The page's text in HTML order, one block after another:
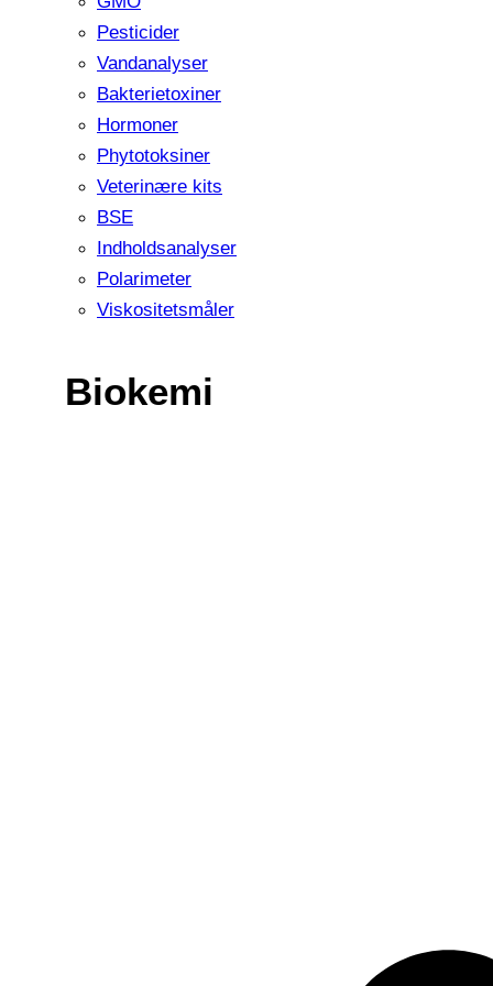
Pesticider
Vandanalyser
Bakterietoxiner
Hormoner
Phytotoksiner
Veterinære kits
BSE
Indholdsanalyser
Polarimeter
Viskositetsmåler
Biokemi